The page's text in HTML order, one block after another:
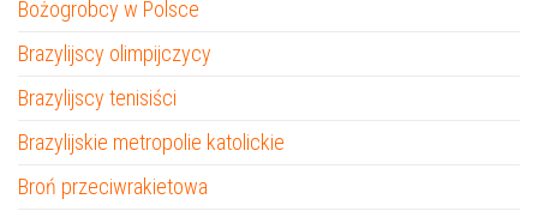
Bożogrobcy w Polsce
Brazylijscy olimpijczycy
Brazylijscy tenisiści
Brazylijskie metropolie katolickie
Broń przeciwrakietowa